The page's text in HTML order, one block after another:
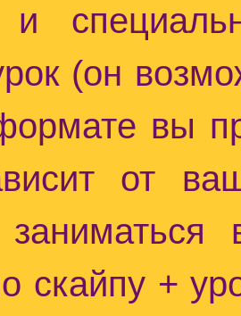
и
(он
вы
от
скайпу +